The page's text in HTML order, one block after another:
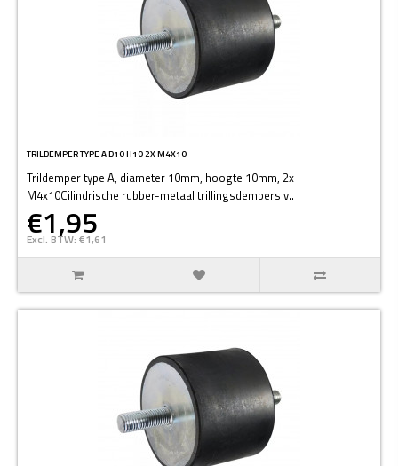
TRILDEMPER TYPE A D10 H10 2X M4X10
Trildemper type A, diameter 10mm, hoogte 10mm, 2x
M4x10Cilindrische rubber-metaal trillingsdempers v..
€1,95
Excl. BTW: €1,61